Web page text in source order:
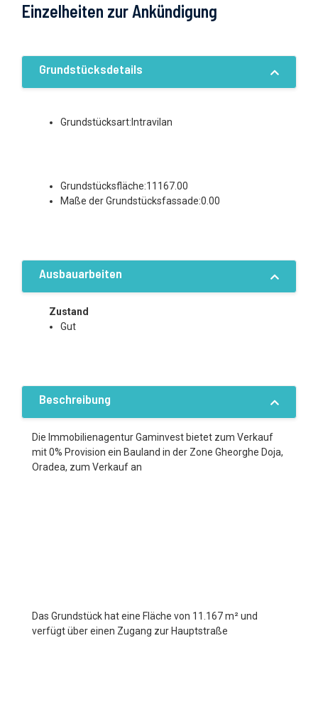
Einzelheiten zur Ankündigung
Grundstücksdetails
Grundstücksart:Intravilan
Grundstücksfläche:11167.00
Maße der Grundstücksfassade:0.00
Ausbauarbeiten
Zustand
Gut
Beschreibung
Die Immobilienagentur Gaminvest bietet zum Verkauf
mit 0% Provision ein Bauland in der Zone Gheorghe Doja,
Oradea, zum Verkauf an
Das Grundstück hat eine Fläche von 11.167 m² und
verfügt über einen Zugang zur Hauptstraße